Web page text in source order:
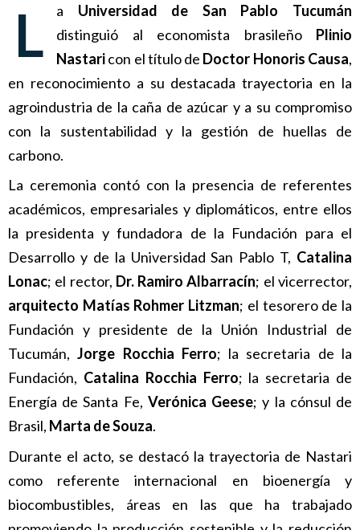
La Universidad de San Pablo Tucumán
distinguió al economista brasileño Plinio
Nastaricon el título de Doctor Honoris Causa,
en reconocimiento a su destacada trayectoria en la
agroindustria de la caña de azúcar y a su compromiso
con la sustentabilidad y la gestión de huellas de
carbono.
La ceremonia contó con la presencia de referentes
académicos, empresariales y diplomáticos, entre ellos
la presidenta y fundadora de la Fundación para el
Desarrollo y de la Universidad San Pablo T, Catalina
Lonac; el rector, Dr. Ramiro Albarracín; el vicerrector,
arquitecto Matías Rohmer Litzman; el tesorero de la
Fundación y presidente de la Unión Industrial de
Tucumán,Jorge Rocchia Ferro; la secretaria de la
Fundación, Catalina Rocchia Ferro; la secretaria de
Energía de Santa Fe, Verónica Geese; y la cónsul de
Brasil, Marta de Souza.
Durante el acto, se destacó la trayectoria de Nastari
como referente internacional en bioenergía y
biocombustibles, áreas en las que ha trabajado